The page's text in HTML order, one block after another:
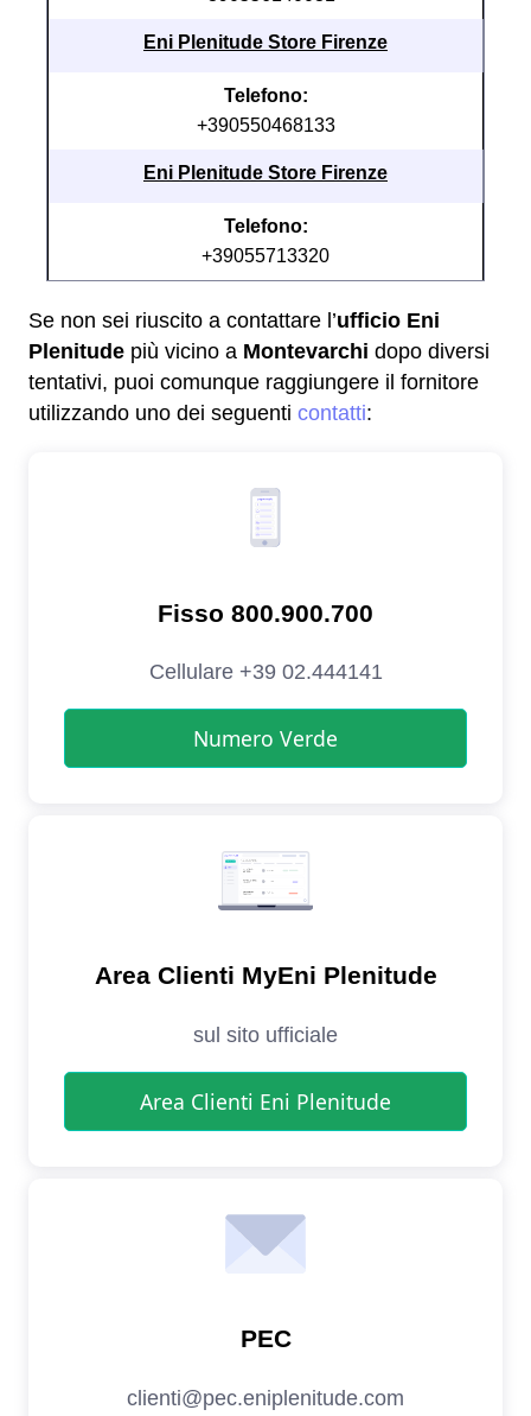
Eni Plenitude Store Firenze
Telefono:
+390550468133
Eni Plenitude Store Firenze
Telefono:
+39055713320
Se non sei riuscito a contattare l’ufficio Eni
Plenitude più vicino a Montevarchi dopo diversi
tentativi, puoi comunque raggiungere il fornitore
utilizzando uno dei seguenti contatti: